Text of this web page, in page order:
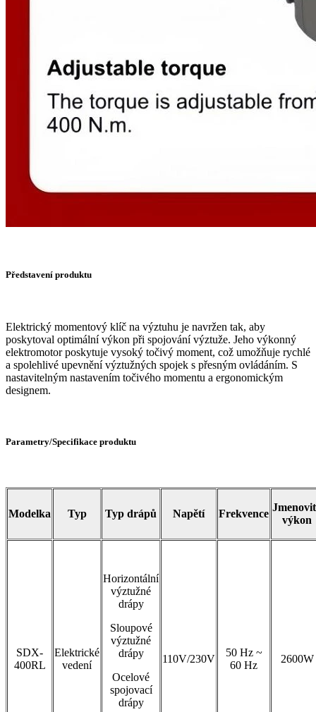
Představení produktu
Elektrický momentový klíč na výztuhu je navržen tak, aby
poskytoval optimální výkon při spojování výztuže. Jeho výkonný
elektromotor poskytuje vysoký točivý moment, což umožňuje rychlé
a spolehlivé upevnění výztužných spojek s přesným ovládáním. S
nastavitelným nastavením točivého momentu a ergonomickým
designem.
Parametry/Specifikace produktu
Modelka Typ Typ drápů Napětí Frekvence
výkon
SDX-
400RL
Elektrické
vedení
Horizontální
výztužné
drápy
Sloupové
výztužné
drápy
Ocelové
spojovací
drápy
110V/230V
50 Hz ~
60 Hz
2600W